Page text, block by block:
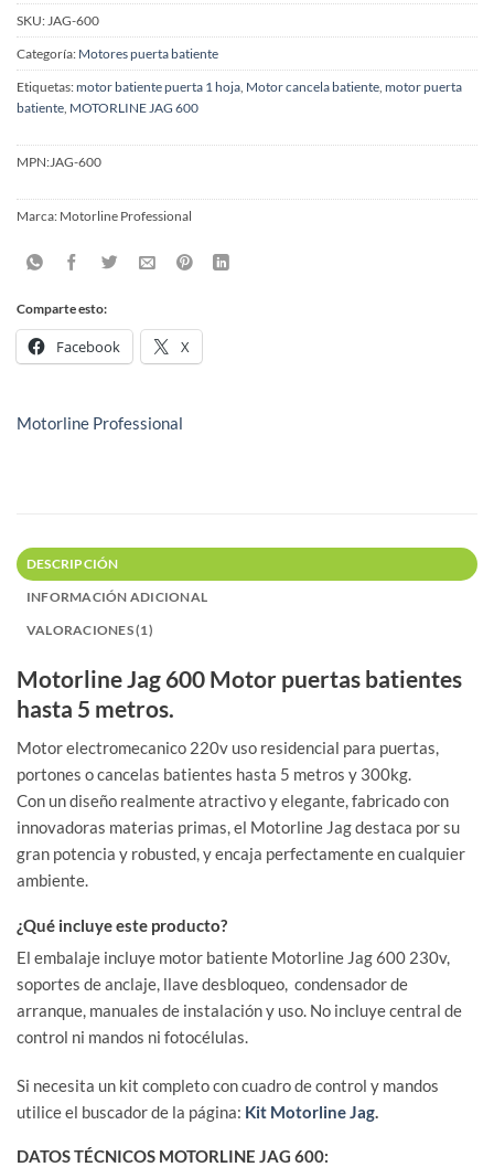
SKU:JAG-600
Categoría: Motores puerta batiente
Etiquetas:motor batiente puerta 1 hoja, Motor cancela batiente, motor puerta
batiente, MOTORLINE JAG 600
MPN:JAG-600
Marca: Motorline Professional
Comparte esto:
Facebook X
Motorline Professional
DESCRIPCIÓN
INFORMACIÓN ADICIONAL
VALORACIONES (1)
Motorline Jag 600 Motor puertas batientes
hasta 5 metros.
Motor electromecanico 220v uso residencial para puertas,
portones o cancelas batientes hasta 5 metros y 300kg.
Con un diseño realmente atractivo y elegante, fabricado con
innovadoras materias primas, el Motorline Jag destaca por su
gran potencia y robusted, y encaja perfectamente en cualquier
ambiente.
¿Qué incluye este producto?
El embalaje incluye motor batiente Motorline Jag 600 230v,
soportes de anclaje, llave desbloqueo, condensador de
arranque, manuales de instalación y uso. No incluye central de
control ni mandos ni fotocélulas.
Si necesita un kit completo con cuadro de control y mandos
utilice el buscador de la página: Kit Motorline Jag.
DATOS TÉCNICOS MOTORLINE JAG 600: